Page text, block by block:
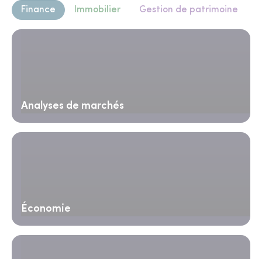
Finance Immobilier Gestion de patrimoine
Analyses de marchés
Économie